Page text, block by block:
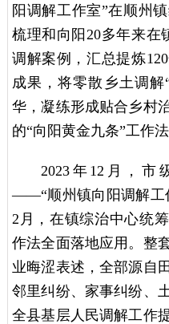
阳调解工作室”在顺州
梳理和向阳20多年来在
调解案例，汇总提炼
成果，将零散乡土调
华，凝练形成贴合乡村
的“向阳黄金九条”工作法
2023年12月，市
——“顺州镇向阳调解工
2月，在镇综治中心统
作法全面落地应用。整
业晦涩表述，全部源自
邻里纠纷、家事纠纷、
全县基层人民调解工作